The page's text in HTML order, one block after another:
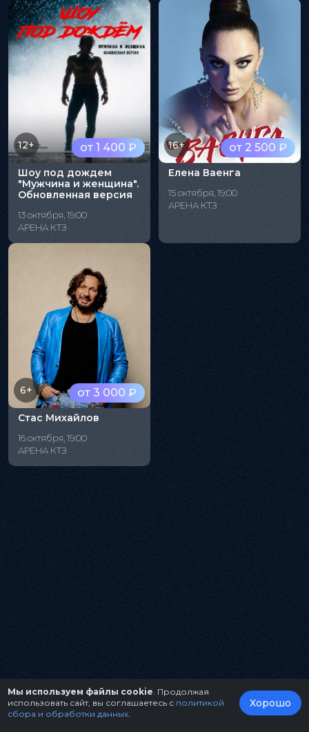
от 1 400 ₽
12+
Шоу под дождем
"Мужчина и женщина".
Обновленная версия
13 октября, 19:00
АРЕНА КТЗ
от 2 500 ₽
16+
Елена Ваенга
15 октября, 19:00
АРЕНА КТЗ
от 3 000 ₽
6+
Стас Михайлов
16 октября, 19:00
АРЕНА КТЗ
Мы используем файлы cookie . Продолжая
использовать сайт, вы соглашаетесь с политикой
сбора и обработки данных
Хорошо